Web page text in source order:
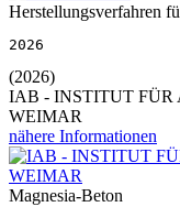
Herstellungsverfahren
2026
(2026)
IAB - INSTITUT FÜR
WEIMAR
nähere Informationen
Magnesia-Beton